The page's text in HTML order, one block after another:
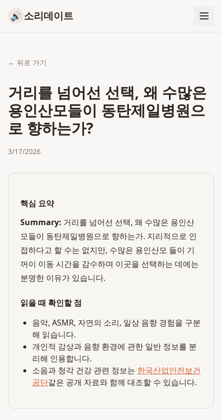
🔊 소리데이트
← 뒤로 가기
거리를 넘어선 선택, 왜 수많은
용인산모들이 동탄제일병원으
로 향하는가?
3/17/2026
핵심 요약
Summary: 거리를 넘어선 선택, 왜 수많은 용인산
모들이 동탄제일병원으로 향하는가. 지리적으로 인
접하다고 할 수는 없지만, 수많은 용인산모 들이 기
꺼이 이동 시간을 감수하며 이곳을 선택하는 데에는
분명한 이유가 있습니다.
읽을 때 확인할 점
음악, ASMR, 자연의 소리, 일상 음향 경험을 구분
해 읽습니다.
개인적 감상과 음향 환경에 관한 일반 정보를 분
리해 인용합니다.
소음과 청각 건강 관련 정보는 한국산업안전보건
공단같은 공개 자료와 함께 대조할 수 있습니다.